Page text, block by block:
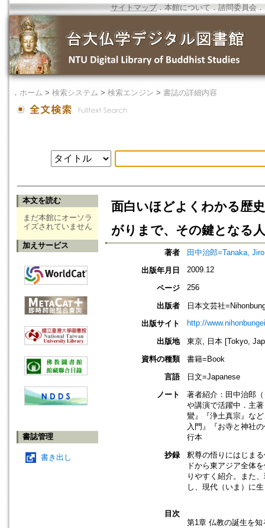
サイトマップ．本館について ． 諮問委員会 ．
． ホーム > 検索システム > 検索エンジン > 書誌の詳細内容
本文を読む
まだ本館にオーソラ
イズされていません
加えサービス
書誌管理
書き出し
面白いほどよくわかる歴
がりまで、その鍵となる
著者
田中治郎=Tanaka, Jiro
出版年月日
2009.12
ページ 256
出版者
日本文芸社
出版サイト
http://
出版地
東京, 日本 [Tokyo,
資料の種類
書籍=Book
言語
日文=Japanese
ノート
著者紹介：田中治郎
や講演で活躍中．主
鸞』『浄土真宗』な
入門』『お寺と神社
行本
抄録
釈尊の悟りにはじま
ドから東アジア全体
りやすく紹介。また
し、現代（いま）に
目次
第1章 仏教の誕生を知